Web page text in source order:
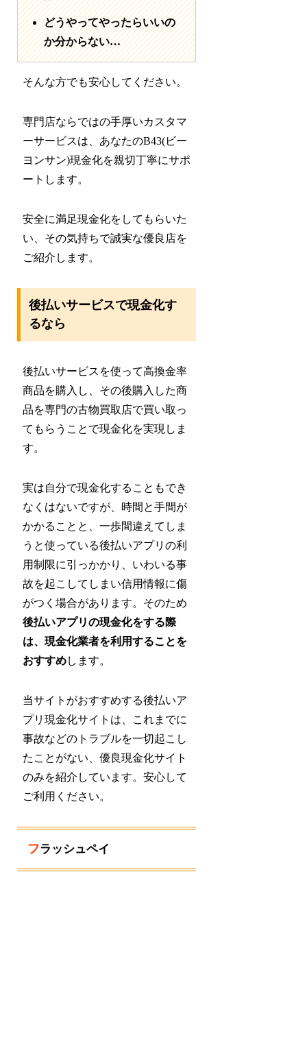
どうやってやったらいいの
か分からない…
そんな方でも安心してください。
専門店ならではの手厚いカスタマ
ーサービスは、あなたのB43(ビー
ヨンサン)現金化を親切丁寧にサポ
ートします。
安全に満足現金化をしてもらいた
い、その気持ちで誠実な優良店を
ご紹介します。
後払いサービスで現金化す
るなら
後払いサービスを使って高換金率
商品を購入し、その後購入した商
品を専門の古物買取店で買い取っ
てもらうことで現金化を実現しま
す。
実は自分で現金化することもでき
なくはないですが、時間と手間が
かかることと、一歩間違えてしま
うと使っている後払いアプリの利
用制限に引っかかり、いわいる事
故を起こしてしまい信用情報に傷
がつく場合があります。そのため
後払いアプリの現金化をする際
は、現金化業者を利用することを
おすすめします。
当サイトがおすすめする後払いア
プリ現金化サイトは、これまでに
事故などのトラブルを一切起こし
たことがない、優良現金化サイト
のみを紹介しています。安心して
ご利用ください。
フラッシュペイ